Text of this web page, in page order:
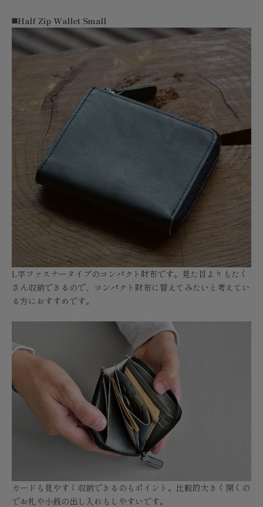
◼️Half Zip Wallet Small
L字ファスナータイプのコンパクト財布です。見た目よりもたく
さん収納できるので、コンパクト財布に替えてみたいと考えてい
る方におすすめです。
カードも見やすく収納できるのもポイント。比較的大きく開くの
でお札や小銭の出し入れもしやすいです。